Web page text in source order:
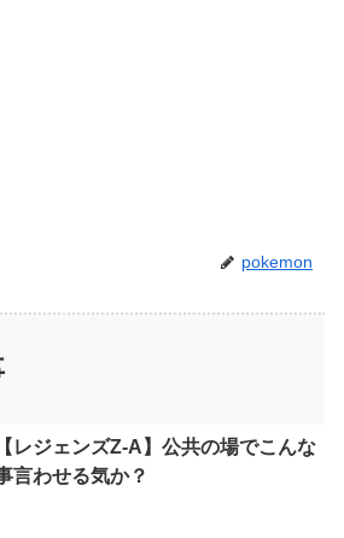
pokemon
【レジェンズZ-A】公共の場でこんな
言わせる気か？